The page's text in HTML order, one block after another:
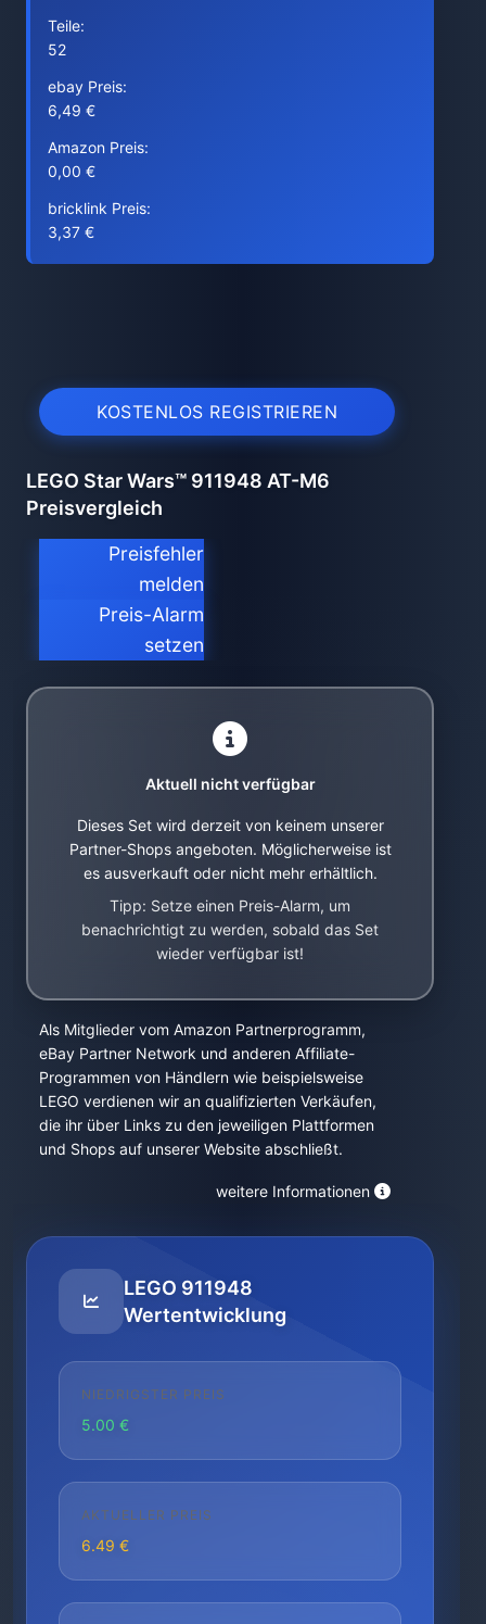
Teile:
52
ebay Preis:
6,49 €
Amazon Preis:
0,00 €
bricklink Preis:
3,37 €
KOSTENLOS REGISTRIEREN
LEGO Star Wars™ 911948 AT-M6
Preisvergleich
Preisfehler
melden
Preis-Alarm
setzen
Aktuell nicht verfügbar
Dieses Set wird derzeit von keinem unserer
Partner-Shops angeboten. Möglicherweise ist
es ausverkauft oder nicht mehr erhältlich.
Tipp: Setze einen Preis-Alarm, um
benachrichtigt zu werden, sobald das Set
wieder verfügbar ist!
Als Mitglieder vom Amazon Partnerprogramm,
eBay Partner Network und anderen Affiliate-
Programmen von Händlern wie beispielsweise
LEGO verdienen wir an qualifizierten Verkäufen,
die ihr über Links zu den jeweiligen Plattformen
und Shops auf unserer Website abschließt.
weitere Informationen
LEGO 911948
Wertentwicklung
NIEDRIGSTER PREIS
5.00 €
AKTUELLER PREIS
6.49 €